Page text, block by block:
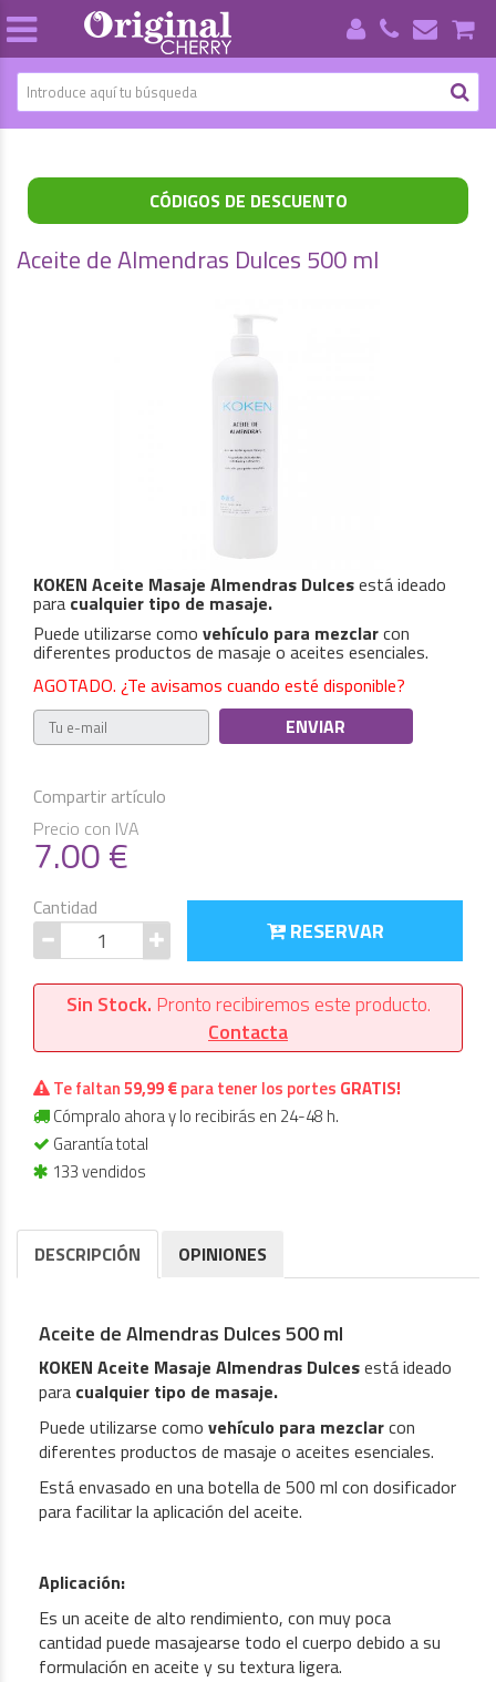
CÓDIGOS DE DESCUENTO
Aceite de Almendras Dulces 500 ml
KOKEN Aceite Masaje Almendras Dulcesestá ideado
para cualquier tipo de masaje.
Puede utilizarse como vehículo para mezclarcon
diferentes productos de masaje o aceites esenciales.
AGOTADO. ¿Te avisamos cuando esté disponible?
Compartir artículo
Precio con IVA
7.00€
Cantidad
RESERVAR
Sin Stock. Pronto recibiremos este producto.
Contacta
Te faltan59,99 €para tener los portes GRATIS!
Cómpralo ahora y lo recibirás en 24-48 h.
Garantía total
133 vendidos
DESCRIPCIÓN OPINIONES
Aceite de Almendras Dulces 500 ml
KOKEN Aceite Masaje Almendras Dulcesestá ideado
para cualquier tipo de masaje.
Puede utilizarse como vehículo para mezclarcon
diferentes productos de masaje o aceites esenciales.
Está envasado en una botella de 500 ml con dosificador
para facilitar la aplicación del aceite.
Aplicación:
Es un aceite de alto rendimiento, con muy poca
cantidad puede masajearse todo el cuerpo debido a su
formulación en aceite y su textura ligera.